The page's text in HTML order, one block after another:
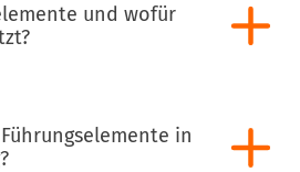
und wofür
in